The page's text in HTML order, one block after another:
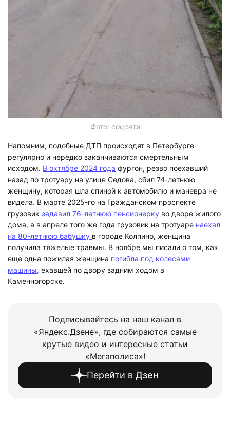
Фото: соцсети
Напомним, подобные ДТП происходят в Петербурге
регулярно и нередко заканчиваются смертельным
исходом. В октябре 2024 года фургон, резво поехавший
назад по тротуару на улице Седова, сбил 74-летнюю
женщину, которая шла спиной к автомобилю и маневра не
видела. В марте 2025-го на Гражданском проспекте
грузовик задавил 76-летнюю пенсионерку во дворе жилого
дома, а в апреле того же года грузовик на тротуаре наехал
на 80-летнюю бабушку в городе Колпино, женщина
получила тяжелые травмы. В ноябре мы писали о том, как
еще одна пожилая женщина погибла под колесами
машины, ехавшей по двору задним ходом в
Каменногорске.
Подписывайтесь на наш канал в
«Яндекс.Дзене», где собираются самые
крутые видео и интересные статьи
«Мегаполиса»!
Перейти в Дзен